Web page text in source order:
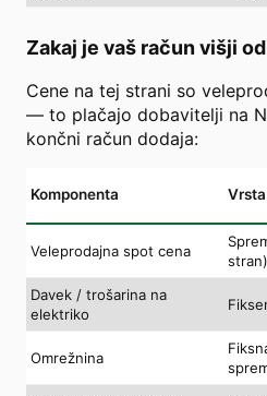
Zakaj je vaš račun višji
Cene na tej strani so
— to plačajo dobavitelji na
končni račun dodaja:
Komponenta Vrsta
Veleprodajna spot cena
stran)
Davek / trošarina na
elektriko
Omrežnina